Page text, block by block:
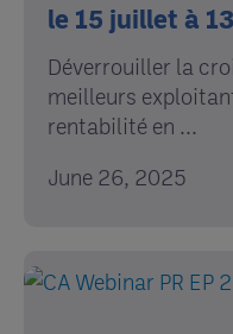
le 15 juillet à
Déverrouiller la
meilleurs
rentabilité en ...
June 26, 2025